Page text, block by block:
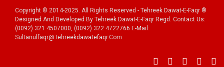
Copyright © 2014-2025. All Rights Reserved - Tehreek Dawat-E-Faqr ®
Designed And Developed By Tehreek Dawat-E-Faqr Regd. Contact Us:
(0092) 321 4507000, (0092) 322 4722766 E-Mail:
Sultanulfaqr@tehreekdawatefaqr.com